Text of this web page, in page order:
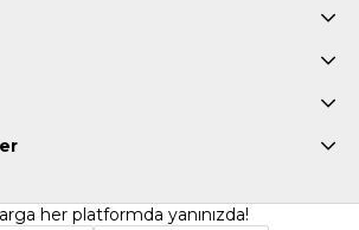
her platformda yanınızda!